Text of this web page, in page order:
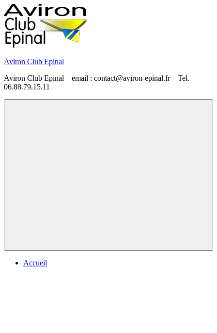
Skip
to
content
Aviron Club Epinal
Aviron Club Epinal – email : contact@aviron-epinal.fr – Tel.
06.88.79.15.11
Accueil